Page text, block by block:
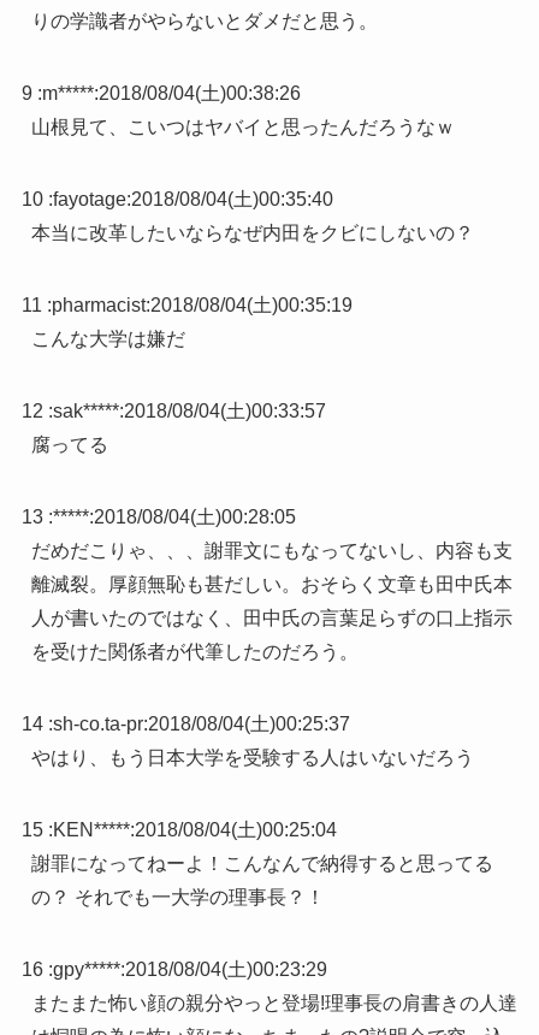
りの学識者がやらないとダメだと思う。
9 :m*****:2018/08/04(土)00:38:26
山根見て、こいつはヤバイと思ったんだろうなｗ
10 :fayotage:2018/08/04(土)00:35:40
本当に改革したいならなぜ内田をクビにしないの？
11 :pharmacist:2018/08/04(土)00:35:19
こんな大学は嫌だ
12 :sak*****:2018/08/04(土)00:33:57
腐ってる
13 :*****:2018/08/04(土)00:28:05
だめだこりゃ、、、謝罪文にもなってないし、内容も支
離滅裂。厚顔無恥も甚だしい。おそらく文章も田中氏本
人が書いたのではなく、田中氏の言葉足らずの口上指示
を受けた関係者が代筆したのだろう。
14 :sh-co.ta-pr:2018/08/04(土)00:25:37
やはり、もう日本大学を受験する人はいないだろう
15 :KEN*****:2018/08/04(土)00:25:04
謝罪になってねーよ！こんなんで納得すると思ってる
の？ それでも一大学の理事長？！
16 :gpy*****:2018/08/04(土)00:23:29
またまた怖い顔の親分やっと登場!理事長の肩書きの人達